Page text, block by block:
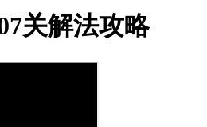
关解法攻略